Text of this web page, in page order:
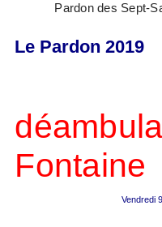
Pardon des Sept-
Le Pardon 2019
Fontaine
Vendredi